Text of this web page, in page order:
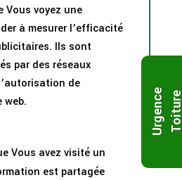
Vous voyez une
à mesurer l’efficacité
Ils sont
par des réseaux
de
web.
Vous avez visité un
est partagée
U
r
g
e
n
c
e
T
o
i
t
u
r